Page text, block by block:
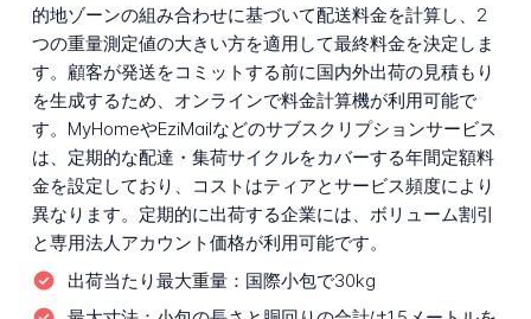
的地ゾーンの組み合わせに基づいて配送料金を計算し、2
つの重量測定値の大きい方を適用して最終料金を決定しま
す。顧客が発送をコミットする前に国内外出荷の見積もり
を生成するため、オンラインで料金計算機が利用可能で
す。MyHomeやEziMailなどのサブスクリプションサービス
は、定期的な配達・集荷サイクルをカバーする年間定額料
金を設定しており、コストはティアとサービス頻度により
異なります。定期的に出荷する企業には、ボリューム割引
と専用法人アカウント価格が利用可能です。
出荷当たり最大重量： 国際小包で30kg